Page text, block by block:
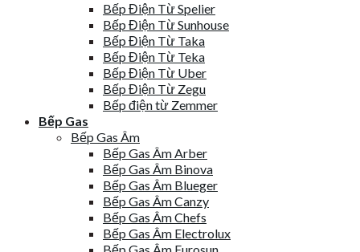
Bếp Điện Từ Spelier
Bếp Điện Từ Sunhouse
Bếp Điện Từ Taka
Bếp Điện Từ Teka
Bếp Điện Từ Uber
Bếp Điện Từ Zegu
Bếp điện từ Zemmer
Bếp Gas
Bếp Gas Âm
Bếp Gas Âm Arber
Bếp Gas Âm Binova
Bếp Gas Âm Blueger
Bếp Gas Âm Canzy
Bếp Gas Âm Chefs
Bếp Gas Âm Electrolux